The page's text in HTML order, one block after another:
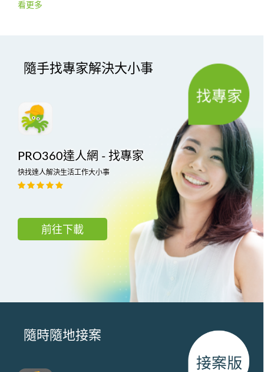
看更多
隨手找專家解決大小事
PRO360達人網 - 找專家
快找達人解決生活工作大小事
前往下載
隨時隨地接案